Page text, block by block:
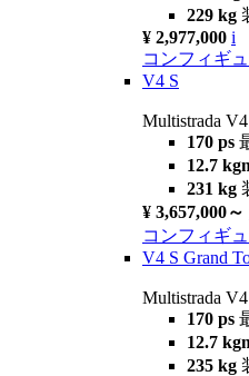
229 kg
¥ 2,977,000 i
コンフィギ
V4 S
Multistrada V4
170 ps
12.7
231 kg
¥ 3,657,000～
コンフィギ
V4 S Grand
Multistrada
170 ps
12.7
235 kg